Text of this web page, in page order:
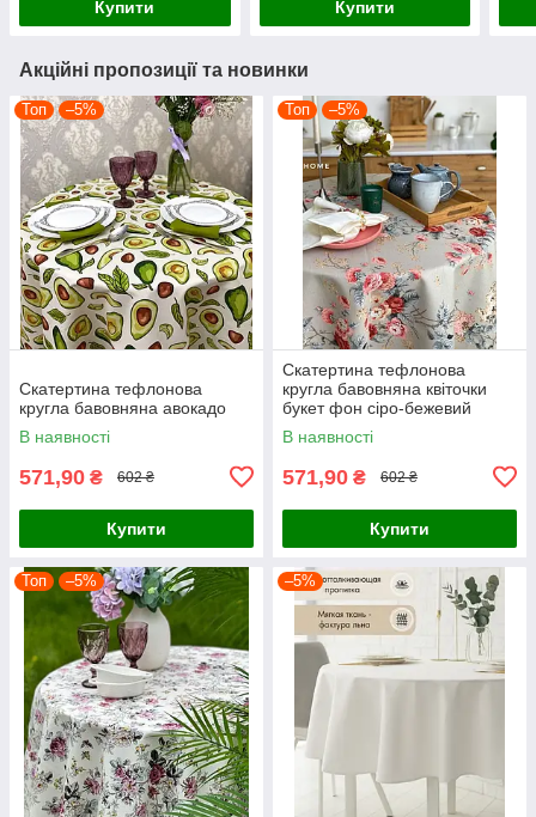
Купити Купити
Акційні пропозиції та новинки
Топ –5%
Скатертина тефлонова
кругла бавовняна авокадо
В наявності
571,90 ₴ 602 ₴
Купити
Топ –5%
Скатертина тефлонова
кругла бавовняна квіточки
букет фон сіро-бежевий
В наявності
571,90 ₴ 602 ₴
Купити
Топ –5% –5%